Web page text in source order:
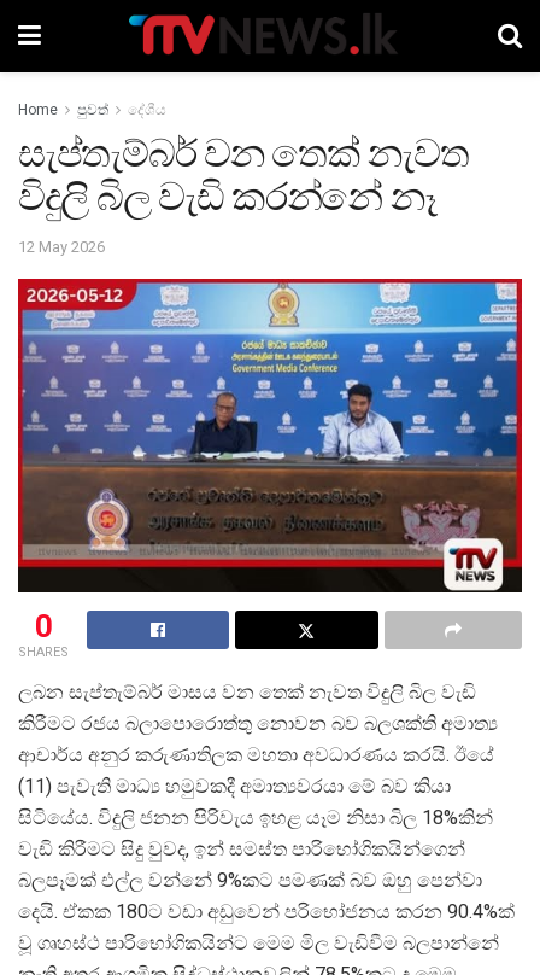
Home පුවත් දේශීය
සැප්තැම්බර් වන තෙක් නැවත
විදුලි බිල වැඩි කරන්නේ නෑ
12 May 2026
0
SHARES
ලබන සැප්තැම්බර් මාසය වන තෙක් නැවත විදුලි බිල වැඩි
කිරීමට රජය බලාපොරොත්තු නොවන බව බලශක්ති අමාත්
ආචාර්ය අනුර කරුණාතිලක මහතා අවධාරණය කරයි. ඊයේ
(11) පැවැති මාධ් ය හමුවකදී අමාත්යවරයා මේ බව කියා
සිටියේය. විදුලි ජනන පිරිවැය ඉහළ යෑම නිසා බිල 18%කින්
වැඩි කිරීමට සිදු වුවද, ඉන් සමස්ත පාරිභෝගිකයින්ගෙන්
බලපෑමක් එල්ල වන්නේ 9%කට පමණක් බව ඔහු පෙන්වා
දෙයි. ඒකක 180ට වඩා අඩුවෙන් පරිභෝජනය කරන 90.4%ක්
වූ ගෘහස්ථ පාරිභෝගිකයින්ට මෙම මිල වැඩිවීම බලපාන්නේ